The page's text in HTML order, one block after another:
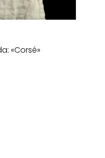
«Corsé»